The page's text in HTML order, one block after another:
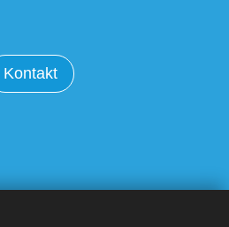
Kontakt